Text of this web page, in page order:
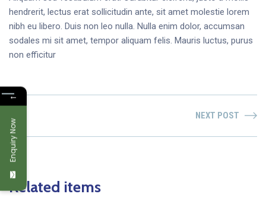
hendrerit, lectus erat sollicitudin ante, sit amet molestie lorem
nibh eu libero. Duis non leo nulla. Nulla enim dolor, accumsan
sodales mi sit amet, tempor aliquam felis. Mauris luctus, purus
non efficitur
NEXT POST
Related items
←
Enquiry Now